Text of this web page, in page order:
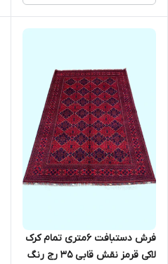
فرش دستبافت 6متری تمام کرک
لاکی قرمز نقش قابی 35 رج رنگ